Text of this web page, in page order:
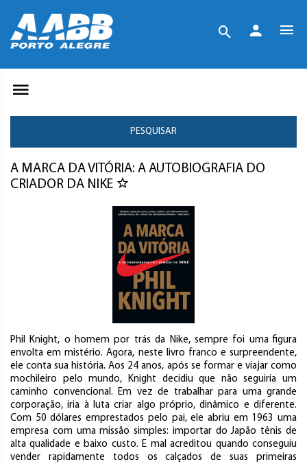
PESQUISAR
A MARCA DA VITÓRIA: A AUTOBIOGRAFIA DO
CRIADOR DA NIKE
Phil Knight, o homem por trás da Nike, sempre foi uma figura
envolta em mistério. Agora, neste livro franco e surpreendente,
ele conta sua história. Aos 24 anos, após se formar e viajar como
mochileiro pelo mundo, Knight decidiu que não seguiria um
caminho convencional. Em vez de trabalhar para uma grande
corporação, iria à luta criar algo próprio, dinâmico e diferente.
Com 50 dólares emprestados pelo pai, ele abriu em 1963 uma
empresa com uma missão simples: importar do Japão tênis de
alta qualidade e baixo custo. E mal acreditou quando conseguiu
vender rapidamente todos os calçados de suas primeiras